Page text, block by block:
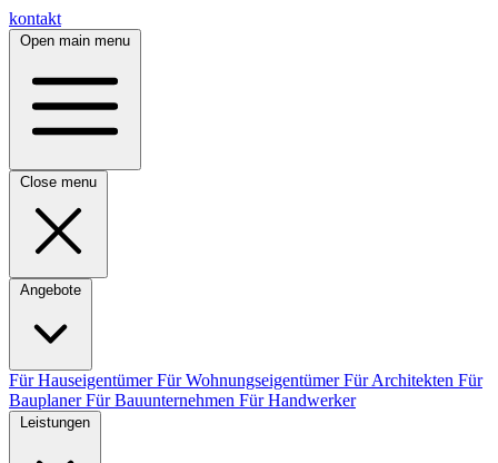
kontakt
Open main menu
Close menu
Angebote
Für HauseigentümerFür WohnungseigentümerFür Architekten Für
BauplanerFür Bauunternehmen Für Handwerker
Leistungen